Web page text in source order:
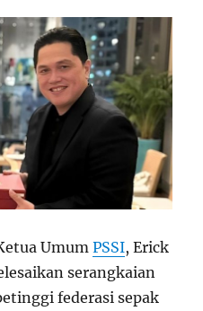
UmumPSSI, Erick
serangkaian
federasi sepak